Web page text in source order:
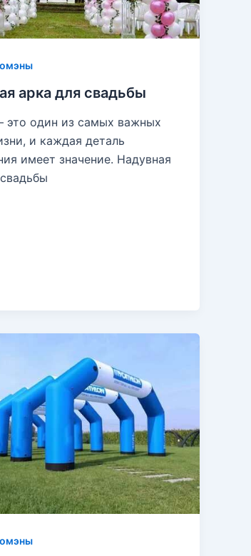
арка для свадьбы
это один из самых важных
и каждая деталь
имеет значение. Надувная